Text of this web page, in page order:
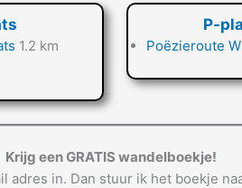
1.2 km
P-
Poëzieroute
Krijg een GRATIS wandelboekje!
adres in. Dan stuur ik het boekje